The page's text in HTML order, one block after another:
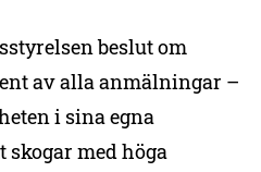
beslut om
av alla anmälningar –
i sina egna
med höga